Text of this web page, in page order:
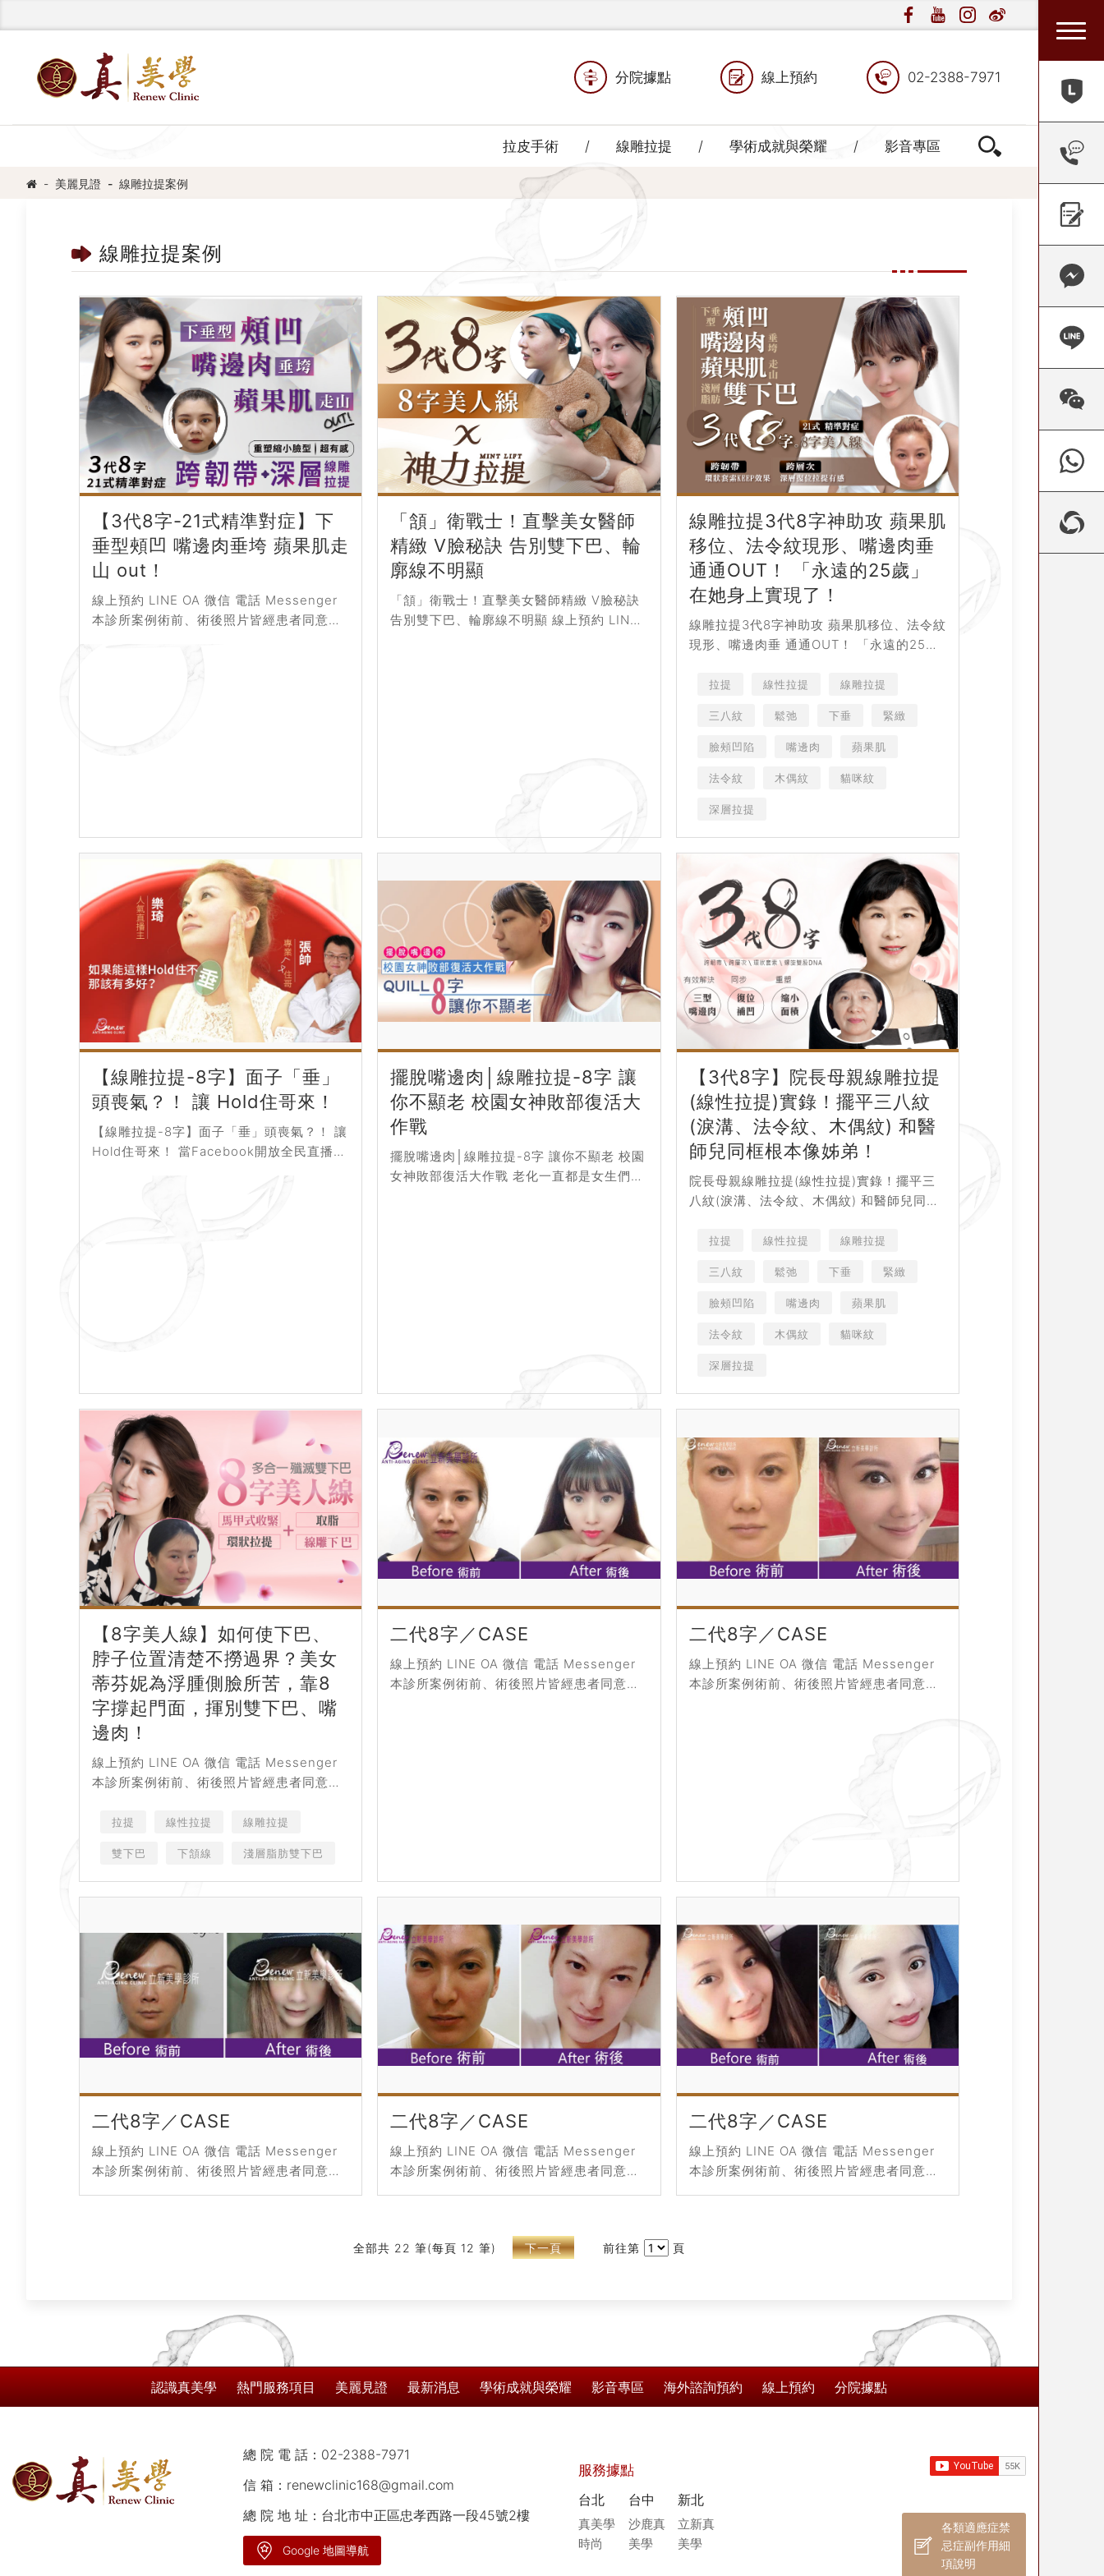
分院據點 線上預約 02-2388-7971
拉皮手術 線雕拉提 學術成就與榮耀 影音專區
美麗見證 線雕拉提案例
線雕拉提案例
【3代8字-21式精準對症】下
垂型頰凹 嘴邊肉垂垮 蘋果肌走
山 out！
線上預約 LINE OA 微信 電話 Messenger
本診所案例術前、術後照片皆經患者同意授
「頷」衛戰士！直擊美女醫師
精緻 V臉秘訣 告別雙下巴、輪
廓線不明顯
「頷」衛戰士！直擊美女醫師精緻 V臉秘訣
告別雙下巴、輪廓線不明顯 線上預約 LINE
線雕拉提3代8字神助攻 蘋果肌
移位、法令紋現形、嘴邊肉垂
通通OUT！ 「永遠的25歲」
在她身上實現了！
線雕拉提3代8字神助攻 蘋果肌移位、法令紋
現形、嘴邊肉垂 通通OUT！ 「永遠的25
微信 電話 Messenge...
拉提 線性拉提 線雕拉提
三八紋 鬆弛 下垂 緊緻
臉頰凹陷 嘴邊肉 蘋果肌
法令紋 木偶紋 貓咪紋
深層拉提
【線雕拉提-8字】面子「垂」
頭喪氣？！ 讓 Hold住哥來！
【線雕拉提-8字】面子「垂」頭喪氣？！ 讓
Hold住哥來！ 當Facebook開放全民直播的
擺脫嘴邊肉│線雕拉提-8字 讓
你不顯老 校園女神敗部復活大
作戰
擺脫嘴邊肉│線雕拉提-8字 讓你不顯老 校園
女神敗部復活大作戰 老化一直都是女生們最
【3代8字】院長母親線雕拉提
(線性拉提)實錄！擺平三八紋
(淚溝、法令紋、木偶紋) 和醫
師兒同框根本像姊弟！
院長母親線雕拉提(線性拉提)實錄！擺平三
八紋(淚溝、法令紋、木偶紋) 和醫師兒同框
Messenger 本診所...
拉提 線性拉提 線雕拉提
三八紋 鬆弛 下垂 緊緻
臉頰凹陷 嘴邊肉 蘋果肌
法令紋 木偶紋 貓咪紋
深層拉提
【8字美人線】如何使下巴、
脖子位置清楚不撈過界？美女
蒂芬妮為浮腫側臉所苦，靠8
字撐起門面，揮別雙下巴、嘴
邊肉！
線上預約 LINE OA 微信 電話 Messenger
本診所案例術前、術後照片皆經患者同意授
療知識之使用，療程前請務必...
拉提 線性拉提 線雕拉提
雙下巴 下頷線 淺層脂肪雙下巴
二代8字／CASE
線上預約 LINE OA 微信 電話 Messenger
本診所案例術前、術後照片皆經患者同意授
二代8字／CASE
線上預約 LINE OA 微信 電話 Messenger
本診所案例術前、術後照片皆經患者同意授
二代8字／CASE
線上預約 LINE OA 微信 電話 Messenger
本診所案例術前、術後照片皆經患者同意授
二代8字／CASE
線上預約 LINE OA 微信 電話 Messenger
本診所案例術前、術後照片皆經患者同意授
二代8字／CASE
線上預約 LINE OA 微信 電話 Messenger
本診所案例術前、術後照片皆經患者同意授
全部共 22 筆(每頁 12 筆) 下一頁 前往第 頁
認識真美學 熱門服務項目 美麗見證 最新消息 學術成就與榮耀 影音專區 海外諮詢預約 線上預約 分院據點
總 院 電 話： 02-2388-7971
信 箱： renewclinic168@gmail.com
總 院 地 址：台北市中正區忠孝西路一段45號2樓
Google 地圖導航
服務據點
台北
真美學
時尚
台中
沙鹿真
美學
新北
立新真
美學
各類適應症禁
忌症副作用細
項說明